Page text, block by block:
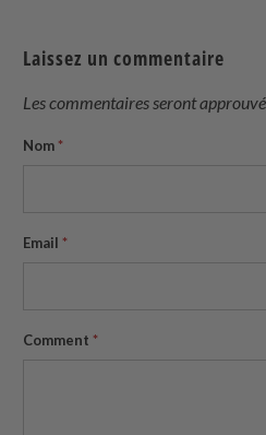
Laissez un commentaire
Les commentaires seront
Nom *
Email *
Comment *